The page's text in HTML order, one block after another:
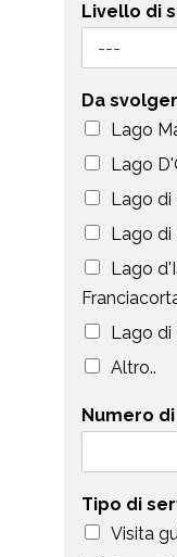
Livello di
Da
Lago
Lago
Lago di
Lago di
Lago
Lago di
Altro..
Numero
Tipo di
Visita